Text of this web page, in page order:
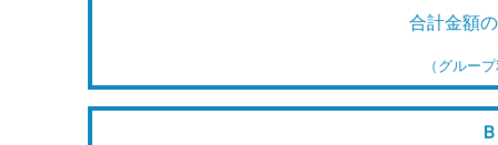
合計金額
（グルー
Ｂ